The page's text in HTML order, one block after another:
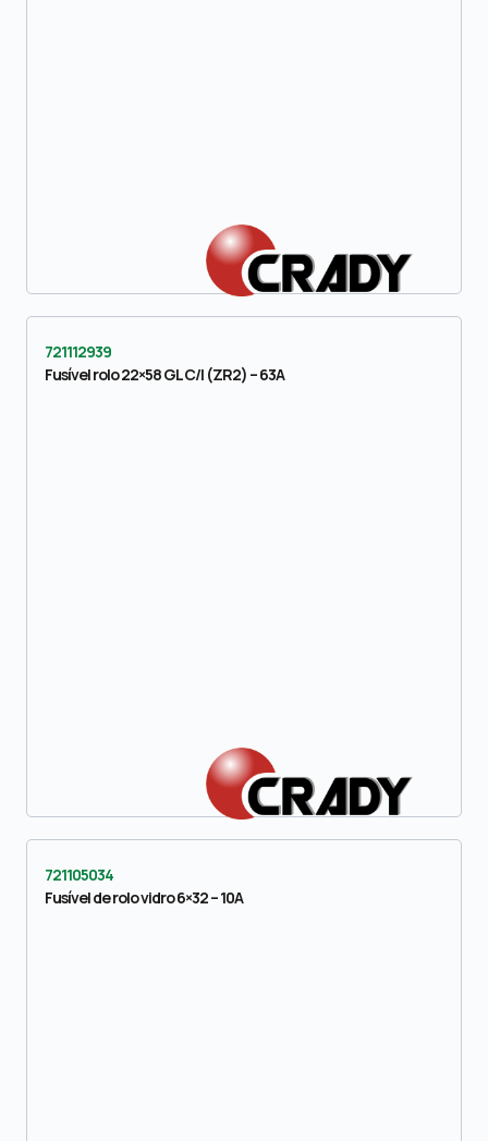
721112939
Fusível rolo 22×58 GL C/I (ZR2) – 63A
721105034
Fusível de rolo vidro 6×32 – 10A